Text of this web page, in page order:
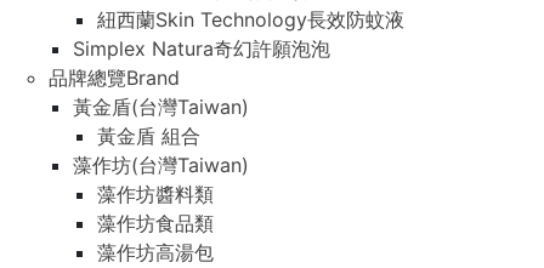
紐西蘭Skin Technology長效防蚊液
Simplex Natura奇幻許願泡泡
品牌總覽Brand
黃金盾(台灣Taiwan)
黃金盾 組合
藻作坊(台灣Taiwan)
藻作坊醬料類
藻作坊食品類
藻作坊高湯包